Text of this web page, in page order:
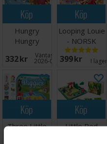
Köp
Hungry
Hungry
Hippos
Brädspel
332 SEK Väntas in:
2026-08-27
Köp
Looping Louie
- NORSK
399 SEK I lager:
Köp
Three Little
Köp
Little Red